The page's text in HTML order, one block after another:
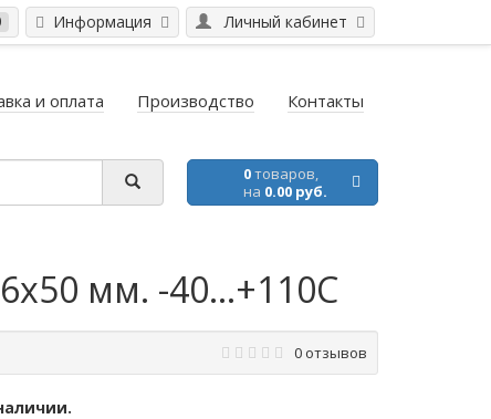
Личный кабинет
Информация
и оплата Производство Контакты
0товаров,
на 0.00 руб.
мм. -40...+110C
0 отзывов